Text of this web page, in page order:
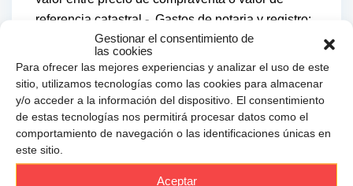
Gestionar el consentimiento de
las cookies
Para ofrecer las mejores experiencias y analizar el uso de este
sitio, utilizamos tecnologías como las cookies para almacenar
y/o acceder a la información del dispositivo. El consentimiento
de estas tecnologías nos permitirá procesar datos como el
comportamiento de navegación o las identificaciones únicas en
este sitio.
Aceptar
referencia catastral.-. Gastos de notaria y registro:
aprox. entre 0.2% y 0.5% s/PV (aranceles
variables según precio, número de copias y
complejidad; cálculo según tarifas normativas). Si
se precisa hipoteca: tasación, condiciones y
costes bancarios según entidad elegida por el
comprador; así como gastos de gestoría y
cualesquiera otros inherentes a la compraventa.